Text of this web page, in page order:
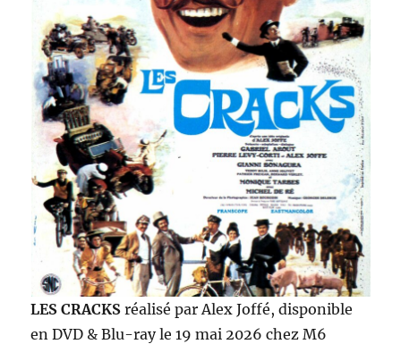
LES CRACKS réalisé par Alex Joffé, disponible
en DVD & Blu-ray le 19 mai 2026 chez M6